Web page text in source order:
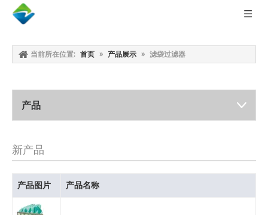
当前所在位置: 首页 » 产品展示 » 滤袋过滤器
产品
新产品
产品图片 产品名称